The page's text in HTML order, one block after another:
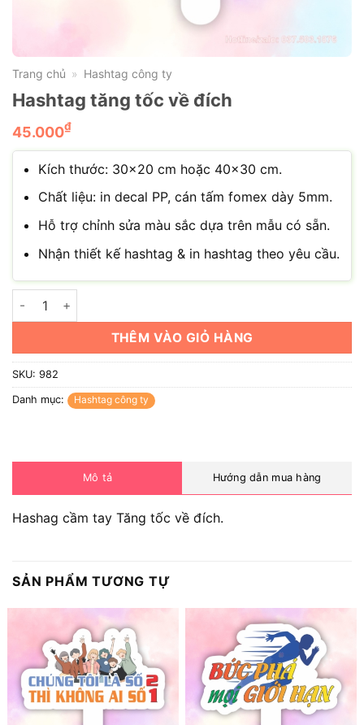
Trang chủ » Hashtag công ty
Hashtag tăng tốc về đích
45.000₫
Kích thước: 30×20 cm hoặc 40×30 cm.
Chất liệu: in decal PP, cán tấm fomex dày 5mm.
Hỗ trợ chỉnh sửa màu sắc dựa trên mẫu có sẵn.
Nhận thiết kế hashtag & in hashtag theo yêu cầu.
Hashtag tăng tốc về đích số lượng
THÊM VÀO GIỎ HÀNG
SKU: 982
Danh mục: Hashtag công ty
Mô tả Hướng dẫn mua hàng
Hashag cầm tay Tăng tốc về đích.
SẢN PHẨM TƯƠNG TỰ